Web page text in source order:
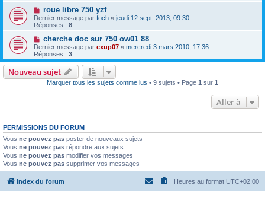
roue libre 750 yzf
Dernier message par foch « jeudi 12 sept. 2013, 09:30
Réponses : 8
cherche doc sur 750 ow01 88
Dernier message par exup07 « mercredi 3 mars 2010, 17:36
Réponses : 3
Nouveau sujet
Marquer tous les sujets comme lus • 9 sujets • Page 1 sur 1
Aller à
PERMISSIONS DU FORUM
Vous ne pouvez pas poster de nouveaux sujets
Vous ne pouvez pas répondre aux sujets
Vous ne pouvez pas modifier vos messages
Vous ne pouvez pas supprimer vos messages
Index du forum Heures au format UTC+02:00